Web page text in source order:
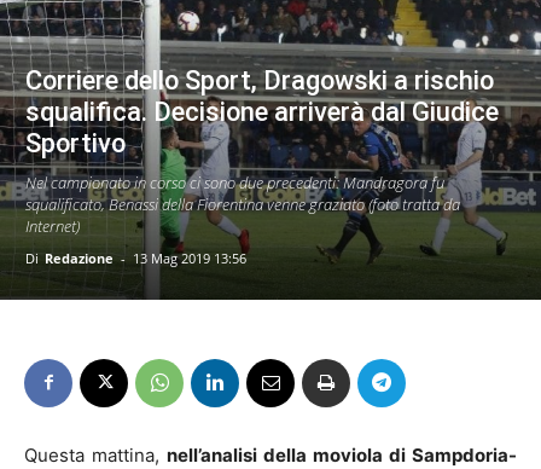
Corriere dello Sport, Dragowski a rischio
squalifica. Decisione arriverà dal Giudice
Sportivo
Nel campionato in corso ci sono due precedenti: Mandragora fu
squalificato, Benassi della Fiorentina venne graziato (foto tratta da
Internet)
Di Redazione - 13 Mag 2019 13:56
Questa mattina, nell’analisi della moviola di Sampdoria-